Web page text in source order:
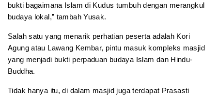
bukti bagaimana Islam di Kudus tumbuh dengan merangkul
budaya lokal,” tambah Yusak.
Salah satu yang menarik perhatian peserta adalah Kori
Agung atau Lawang Kembar, pintu masuk kompleks masjid
yang menjadi bukti perpaduan budaya Islam dan Hindu-
Buddha.
Tidak hanya itu, di dalam masjid juga terdapat Prasasti